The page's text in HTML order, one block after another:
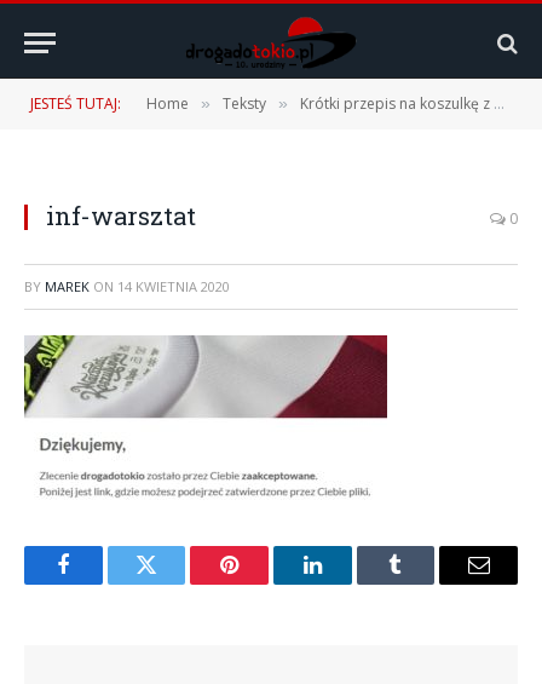
JESTEŚ TUTAJ: Home » Teksty » Krótki przepis na koszulkę z własnym nadrukiem.
inf-warsztat 0
BY MAREK ON 14 KWIETNIA 2020
FacebookTwitter Pinterest LinkedInTumblr Email